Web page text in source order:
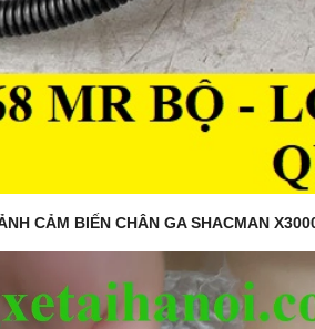
ĐỘNG CƠ 4102 KHÔNG ĐẾ
CẢM BIẾN CHÂN GA SHACMAN